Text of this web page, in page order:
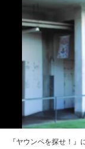
『ヤウンペを探せ！』